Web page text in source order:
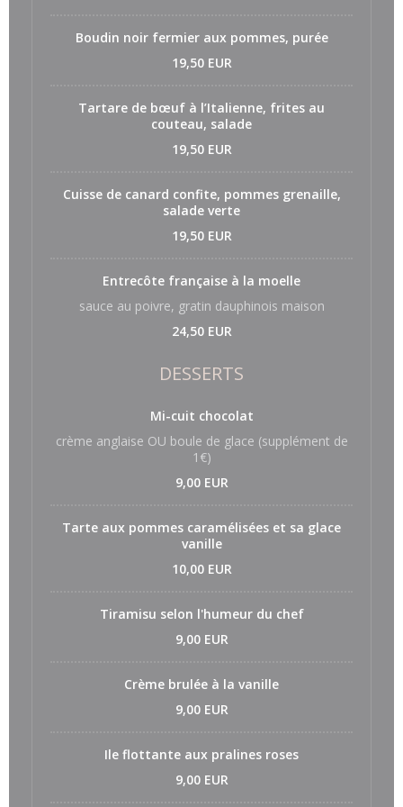
Boudin noir fermier aux pommes, purée
19,50 EUR
Tartare de bœuf à l’Italienne, frites au
couteau, salade
19,50 EUR
Cuisse de canard confite, pommes grenaille,
salade verte
19,50 EUR
Entrecôte française à la moelle
sauce au poivre, gratin dauphinois maison
24,50 EUR
DESSERTS
Mi-cuit chocolat
crème anglaise OU boule de glace (supplément de
1€)
9,00 EUR
Tarte aux pommes caramélisées et sa glace
vanille
10,00 EUR
Tiramisu selon l'humeur du chef
9,00 EUR
Crème brulée à la vanille
9,00 EUR
Ile flottante aux pralines roses
9,00 EUR